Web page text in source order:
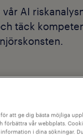
vår AI
täck
AI
att ge dig bästa möjliga
förbättra vår webbplats.
i dina sökningar.